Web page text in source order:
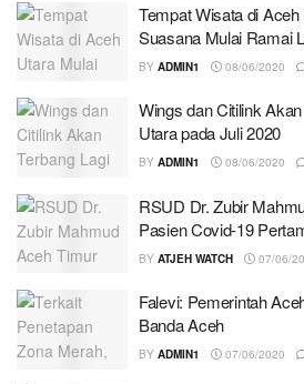
Tempat Wisata di
Suasana Mulai Ramai
BY ADMIN1 08/06/2020
Wings dan Citilink
Utara pada Juli 2020
BY ADMIN1 08/06/2020
RSUD Dr. Zubir
Pasien Covid-19
BY ATJEH WATCH 07/06/
Falevi: Pemerintah
Banda Aceh
BY ADMIN1 07/06/2020